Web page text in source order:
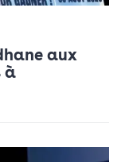
aux
à